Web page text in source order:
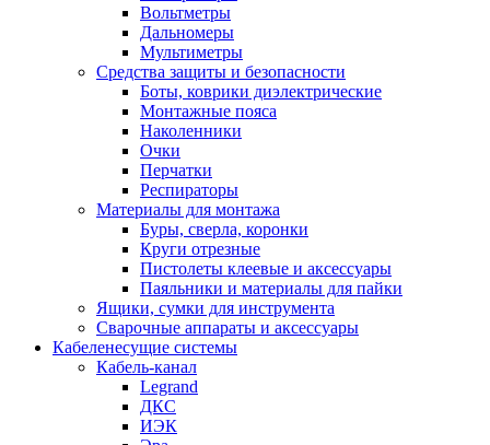
Вольтметры
Дальномеры
Мультиметры
Средства защиты и безопасности
Боты, коврики диэлектрические
Монтажные пояса
Наколенники
Очки
Перчатки
Респираторы
Материалы для монтажа
Буры, сверла, коронки
Круги отрезные
Пистолеты клеевые и аксессуары
Паяльники и материалы для пайки
Ящики, сумки для инструмента
Сварочные аппараты и аксессуары
Кабеленесущие системы
Кабель-канал
Legrand
ДКС
ИЭК